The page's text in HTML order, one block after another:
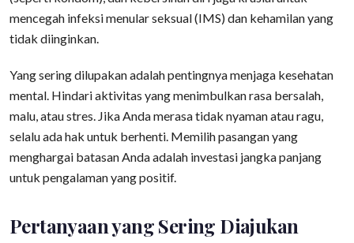
mencegah infeksi menular seksual (IMS) dan kehamilan yang
tidak diinginkan.
Yang sering dilupakan adalah pentingnya menjaga kesehatan
mental. Hindari aktivitas yang menimbulkan rasa bersalah,
malu, atau stres. Jika Anda merasa tidak nyaman atau ragu,
selalu ada hak untuk berhenti. Memilih pasangan yang
menghargai batasan Anda adalah investasi jangka panjang
untuk pengalaman yang positif.
Pertanyaan yang Sering Diajukan